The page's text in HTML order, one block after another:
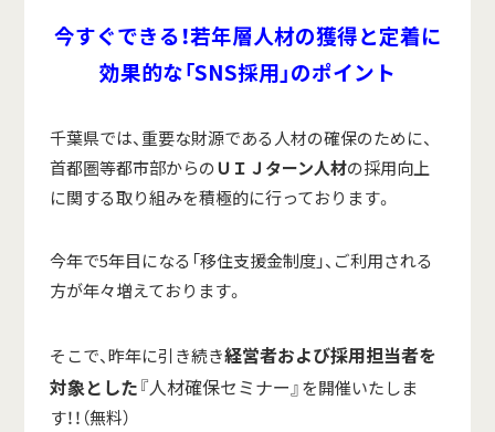
今すぐできる！若年層人材の獲得と定着に
効果的な「SNS採用」のポイント
千葉県では、重要な財源である人材の確保のために、
首都圏等都市部からのＵＩＪターン人材の採用向上
に関する取り組みを積極的に行っております。
今年で5年目になる「移住支援金制度」、ご利用される
方が年々増えております。
そこで、昨年に引き続き経営者および採用担当者を
対象とした『人材確保セミナー』を開催いたしま
す！！（無料）